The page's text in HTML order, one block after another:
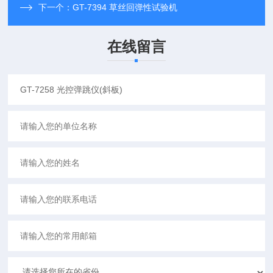
下一个：GT-7394 草丝回弹性试验机
在线留言